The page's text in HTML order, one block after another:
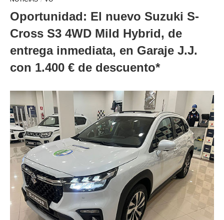
Oportunidad: El nuevo Suzuki S-
Cross S3 4WD Mild Hybrid, de
entrega inmediata, en Garaje J.J.
con 1.400 € de descuento*